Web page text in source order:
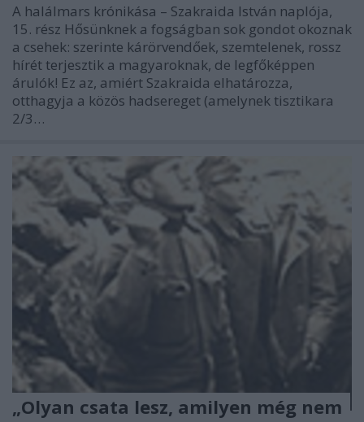
A halálmars krónikása – Szakraida István naplója,
15. rész Hősünknek a fogságban sok gondot okoznak
a csehek: szerinte kárörvendőek, szemtelenek, rossz
hírét terjesztik a magyaroknak, de legfőképpen
árulók! Ez az, amiért Szakraida elhatározza,
otthagyja a közös hadsereget (amelynek tisztikara
2/3…
„Olyan csata lesz, amilyen még nem